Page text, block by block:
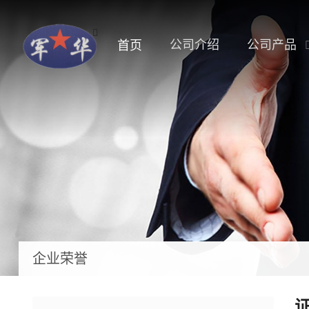
企业荣誉
首页 公司介绍 公司产品